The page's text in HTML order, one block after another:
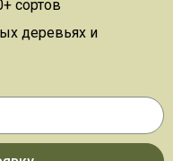
сортов
деревьях и